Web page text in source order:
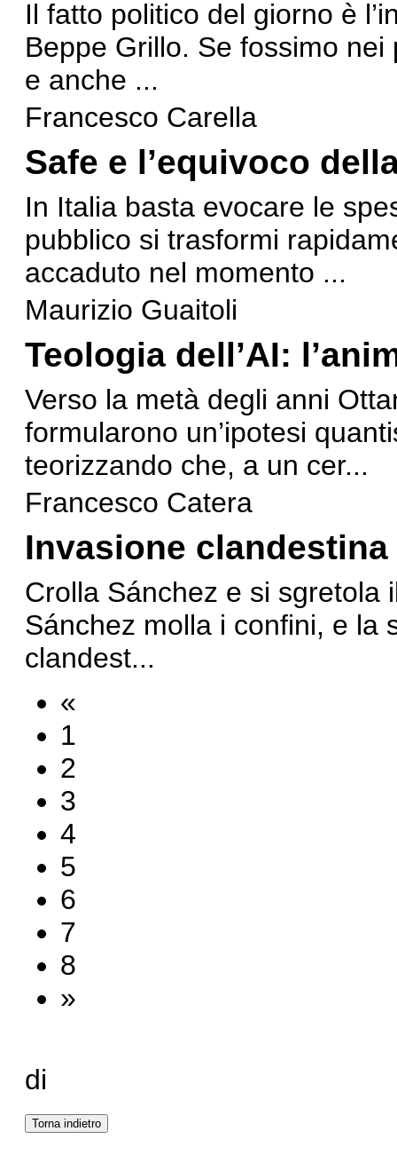
Il fatto politico del giorno è
Beppe Grillo. Se fossimo
e anche ...
Francesco Carella
Safe e l’equivoco
In Italia basta evocare le
pubblico si trasformi
accaduto nel momento ...
Maurizio Guaitoli
Teologia dell’AI:
Verso la metà degli anni
formularono un’ipotesi
teorizzando che, a un cer...
Francesco Catera
Invasione clandestina
Crolla Sánchez e si sgretola
Sánchez molla i confini, e la
clandest...
«
1
2
3
4
5
6
7
8
»
di